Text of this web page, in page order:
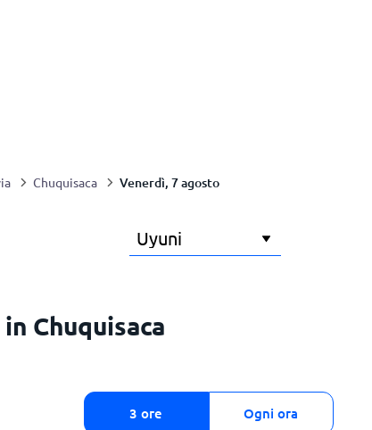
Chuquisaca Venerdì, 7 agosto
Chuquisaca
3 ore Ogni ora